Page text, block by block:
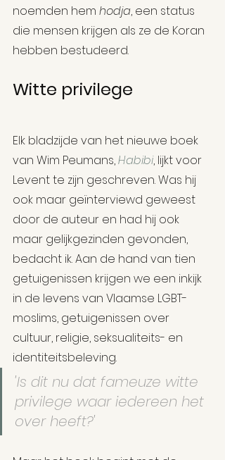
noemden hem hodja, een status
die mensen krijgen als ze de Koran
hebben bestudeerd.
Witte privilege
Elk bladzijde van het nieuwe boek
van Wim Peumans, Habibi, lijkt voor
Levent te zijn geschreven. Was hij
ook maar geïnterviewd geweest
door de auteur en had hij ook
maar gelijkgezinden gevonden,
bedacht ik. Aan de hand van tien
getuigenissen krijgen we een inkijk
in de levens van Vlaamse LGBT-
moslims, getuigenissen over
cultuur, religie, seksualiteits- en
identiteitsbeleving.
'Is dit nu dat fameuze witte
privilege waar iedereen het
over heeft?'